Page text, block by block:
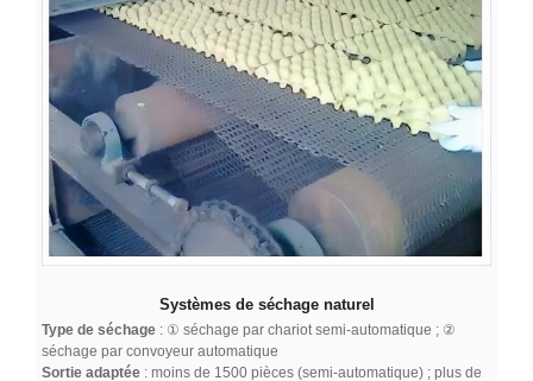
Systèmes de séchage naturel
Type de séchage : ① séchage par chariot semi-automatique ; ②
séchage par convoyeur automatique
Sortie adaptée : moins de 1500 pièces (semi-automatique) ; plus de